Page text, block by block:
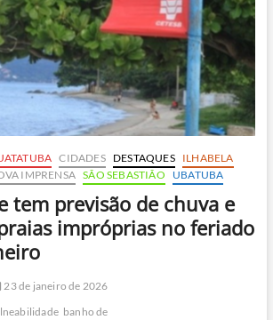
CIDADES DESTAQUES
ILHABELA
IMPRENSA SÃO SEBASTIÃO UBATUBA
tem previsão de chuva e
impróprias no feriado
23 de janeiro de 2026
banho de